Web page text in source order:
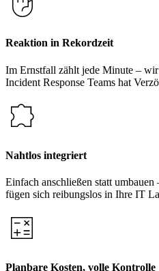
Reaktion in Rekordzeit
Im Ernstfall zählt jede Minute –
Incident Response Teams hat
Nahtlos integriert
Einfach anschließen statt umbauen
fügen sich reibungslos in Ihre IT
Planbare Kosten, volle Kontrolle